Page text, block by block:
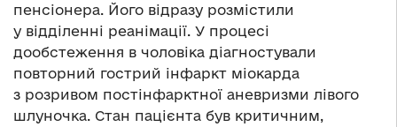
пенсіонера. Його відразу розмістили
у відділенні реанімації. У процесі
дообстеження в чоловіка діагностували
повторний гострий інфаркт міокарда
з розривом постінфарктної аневризми лівого
шлуночка. Стан пацієнта був критичним,